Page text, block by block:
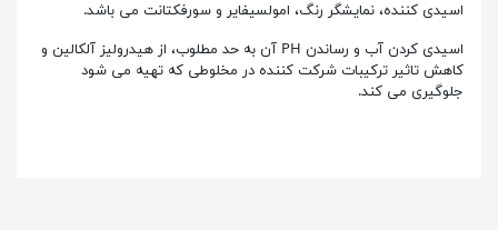
اسیدی کننده، نمایشگر رنگ، امولسیفایر و سورفکتانت می باشد.
اسیدی کردن آب و رساندن PH آن به حد مطلوب، از هیدرولیز آلکالین و
کاهش تاثیر ترکیبات شرکت کننده در مخلوطی که تهیه می شود
جلوگیری می کند.